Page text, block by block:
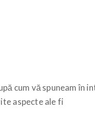
cum vă spuneam în
aspecte ale fi